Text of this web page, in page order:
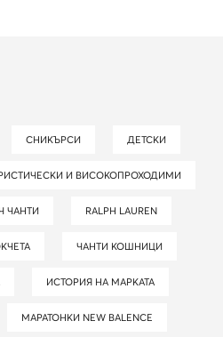
СНИКЪРСИ ДЕТСКИ
И ВИСОКОПРОХОДИМИ
ЧАНТИ RALPH LAUREN
ЧАНТИ КОШНИЦИ
ИСТОРИЯ НА МАРКАТА
МАРАТОНКИ NEW BALENCE